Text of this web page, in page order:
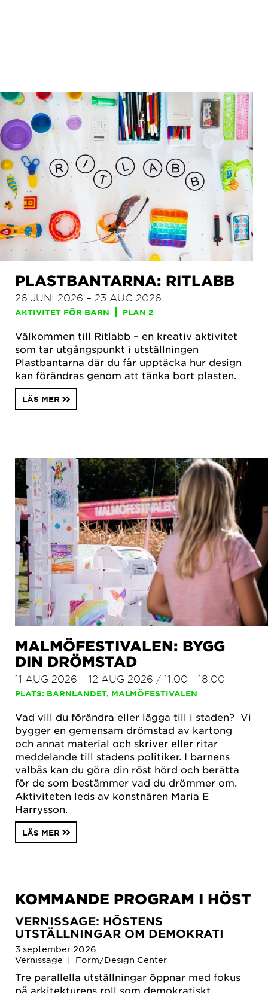
PLASTBANTARNA: RITLABB
26 JUNI 2026 – 23 AUG 2026
AKTIVITET FÖR BARN PLAN 2
Välkommen till Ritlabb – en kreativ aktivitet
som tar utgångspunkt i utställningen
Plastbantarna där du får upptäcka hur design
kan förändras genom att tänka bort plasten.
LÄS MER
MALMÖFESTIVALEN: BYGG
DIN DRÖMSTAD
11 AUG 2026 – 12 AUG 2026 / 11.00 - 18.00
PLATS: BARNLANDET, MALMÖFESTIVALEN
Vad vill du förändra eller lägga till i staden? Vi
bygger en gemensam drömstad av kartong
och annat material och skriver eller ritar
meddelande till stadens politiker. I barnens
valbås kan du göra din röst hörd och berätta
för de som bestämmer vad du drömmer om.
Aktiviteten leds av konstnären Maria E
Harrysson.
LÄS MER
KOMMANDE PROGRAM I HÖST
VERNISSAGE: HÖSTENS
UTSTÄLLNINGAR OM DEMOKRATI
3 september 2026
Vernissage | Form/Design Center
Tre parallella utställningar öppnar med fokus
på arkitekturens roll som demokratiskt